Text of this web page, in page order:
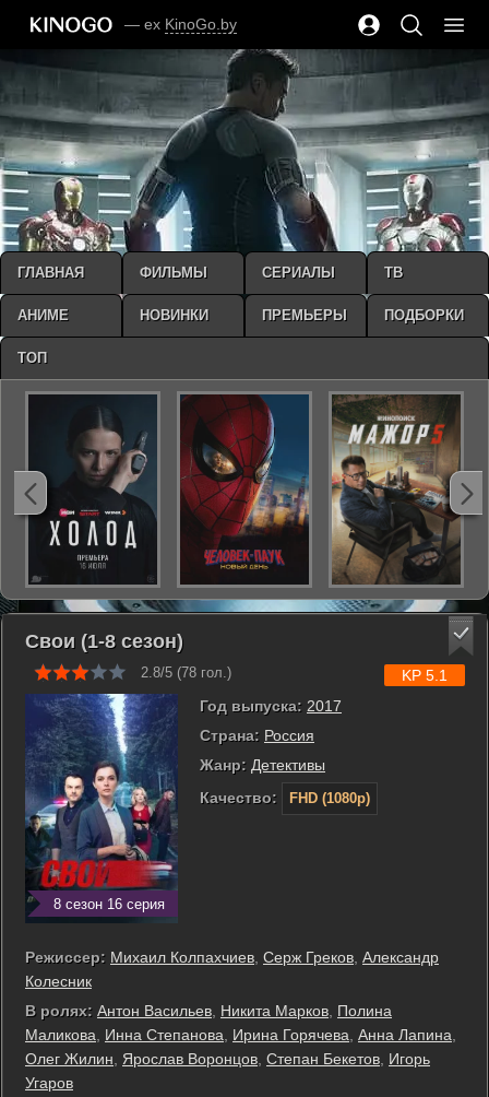
— ex KinoGo.by
Свои (1-8 сезон)
2.8/5 (78 гол.)
8 сезон 16 серия
Год выпуска: 2017
Страна: Россия
Жанр: Детективы
Качество:
FHD (1080p)
KP 5.1
Режиссер: Михаил Колпахчиев Серж Греков Александр
Колесник
В ролях: Антон Васильев Никита Марков Полина
Маликова
Инна Степанова Ирина Горячева Анна Лапина
Олег Жилин
Ярослав Воронцов Степан Бекетов Игорь
Угаров
ГЛАВНАЯ ФИЛЬМЫ СЕРИАЛЫ ТВ
АНИМЕ НОВИНКИ ПРЕМЬЕРЫ ПОДБОРКИ
ТОП